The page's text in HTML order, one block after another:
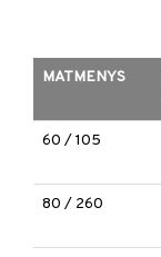
MATMENYS
60 / 105
80 / 260